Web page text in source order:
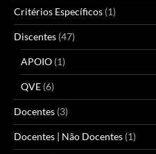
Critérios Específicos (1)
Discentes (47)
APOIO (1)
QVE (6)
Docentes (3)
Docentes | Não Docentes (1)